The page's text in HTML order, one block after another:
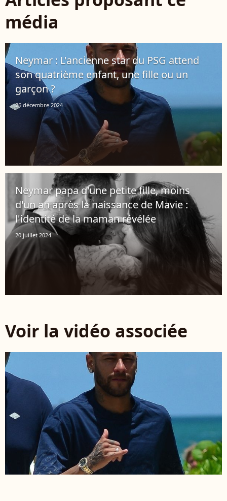
média
Neymar : L'ancienne star du PSG attend
son quatrième enfant, une fille ou un
garçon ?
26 décembre 2024
Neymar papa d'une petite fille, moins
d'un an après la naissance de Mavie :
l'identité de la maman révélée
20 juillet 2024
Voir la vidéo associée